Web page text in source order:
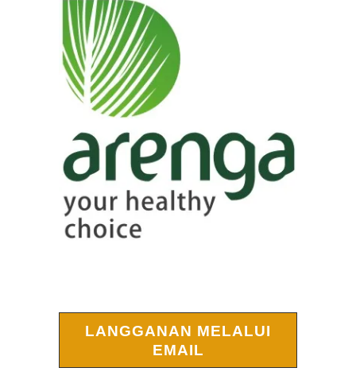
LANGGANAN MELALUI
EMAIL